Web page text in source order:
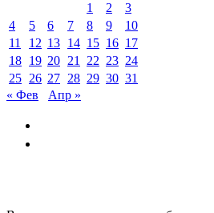
1
2
3
4
5 6 7 8 9
10
11
12 13 14 15 16 17
18 19 20 21 22 23 24
25 26 27 28 29 30 31
« Фев
Апр »